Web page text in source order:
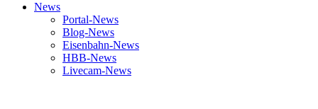
News
Portal-News
Blog-News
Eisenbahn-News
HBB-News
Livecam-News